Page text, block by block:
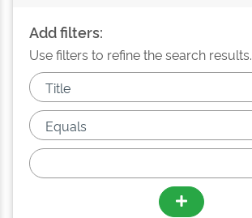
Add filters:
Use filters to refine the search results.